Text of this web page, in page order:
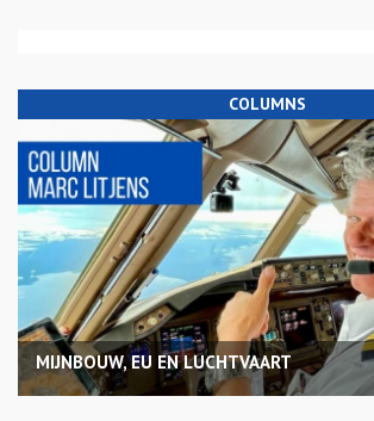
COLUMNS
MIJNBOUW, EU EN LUCHTVAART